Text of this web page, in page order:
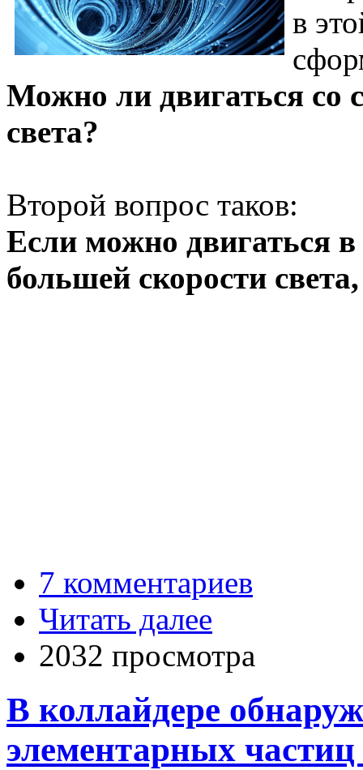
в
Можно ли двигаться со
света?
Второй вопрос таков:
Если можно двигаться в
большей скорости
7 комментариев
Читать далее
2032 просмотра
В коллайдере
элементарных частиц